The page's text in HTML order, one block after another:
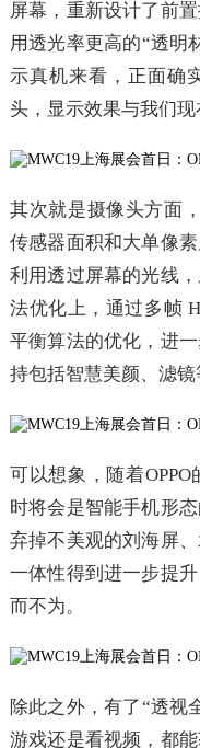
屏幕，重新设计了前
用透光率更高的“透明
示真机来看，正面确
头，显示效果与我们现
其次就是摄像头方面
传感器面积和大单像
利用透过屏幕的光线
法优化上，通过多帧
平衡算法的优化，进
持包括智慧美颜、滤镜
可以想象，随着
时将会是智能手机形
弃掉不美观的刘海屏
一体性得到进一步提
而不为。
除此之外，有了“透视
游戏还是看视频，都